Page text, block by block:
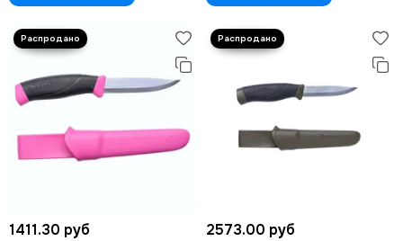
1411.30 руб 2573.00 руб